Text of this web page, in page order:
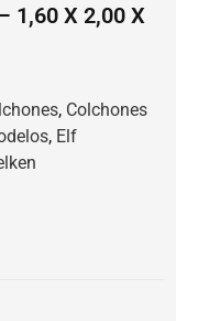
1,60 X 2,00 X
, Colchones
, Elf